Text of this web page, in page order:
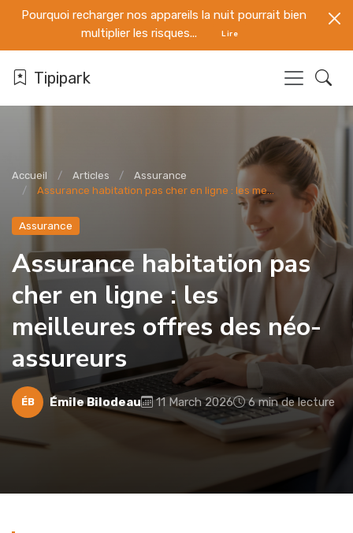
Pourquoi recharger nos appareils la nuit pourrait bien
multiplier les risques...
Lire
Tipipark
Accueil Articles
Assurance
Assurance habitation pas cher en ligne : les me...
Assurance
Assurance habitation pas
cher en ligne : les
meilleures offres des néo-
assureurs
ÉB Émile Bilodeau 11 March 2026 6 min de lecture